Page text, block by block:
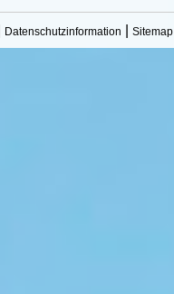
Datenschutzinformation Sitemap